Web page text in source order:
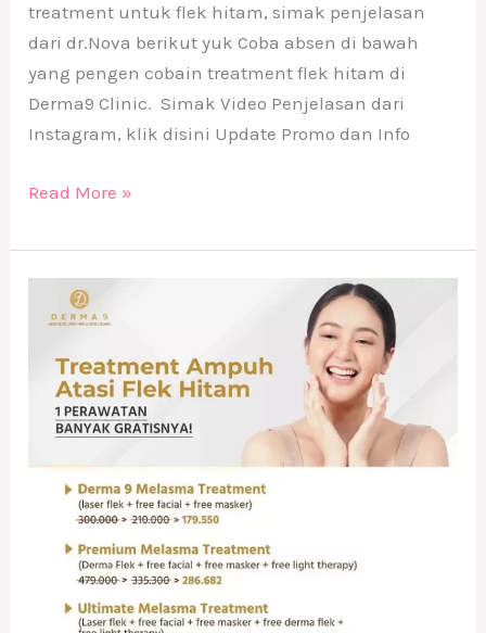
treatment untuk flek hitam, simak penjelasan
dari dr.Nova berikut yuk Coba absen di bawah
yang pengen cobain treatment flek hitam di
Derma9 Clinic. Simak Video Penjelasan dari
Instagram, klik disini Update Promo dan Info
Read More »
Treatment
Ampuh
Atasi
Flek
Hitam